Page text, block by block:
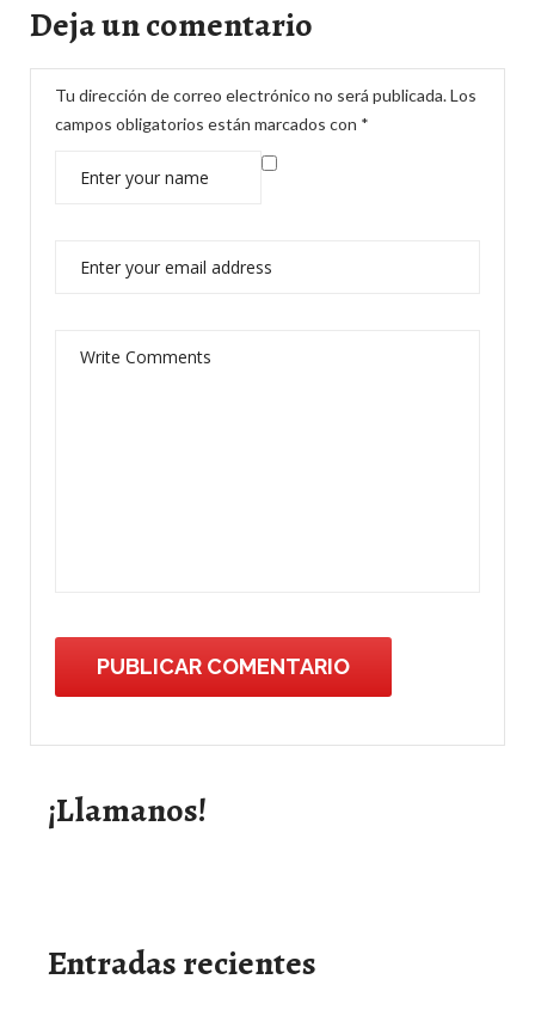
Deja un comentario
Tu dirección de correo electrónico no será publicada.Los
campos obligatorios están marcados con *
¡Llamanos!
Entradas recientes